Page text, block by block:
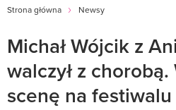
Strona główna Newsy
Michał Wójcik z
walczył z chorobą.
scenę na